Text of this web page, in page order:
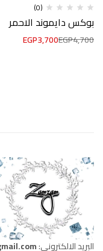
(0)
بوكس دايموند الاحمر
EGP4,700
EGP3,700
البريد الالكتروني: